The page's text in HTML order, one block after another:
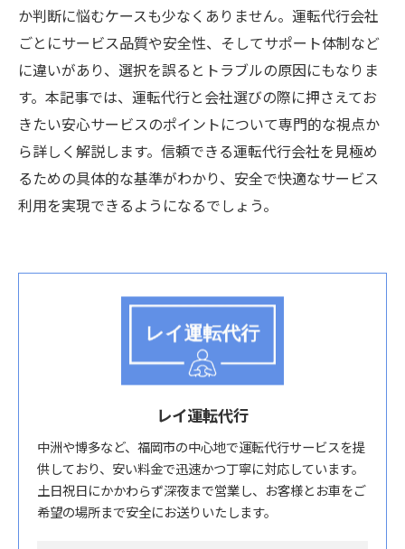
か判断に悩むケースも少なくありません。運転代行会社
ごとにサービス品質や安全性、そしてサポート体制など
に違いがあり、選択を誤るとトラブルの原因にもなりま
す。本記事では、運転代行と会社選びの際に押さえてお
きたい安心サービスのポイントについて専門的な視点か
ら詳しく解説します。信頼できる運転代行会社を見極め
るための具体的な基準がわかり、安全で快適なサービス
利用を実現できるようになるでしょう。
レイ運転代行
中洲や博多など、福岡市の中心地で運転代行サービスを提
供しており、安い料金で迅速かつ丁寧に対応しています。
土日祝日にかかわらず深夜まで営業し、お客様とお車をご
希望の場所まで安全にお送りいたします。